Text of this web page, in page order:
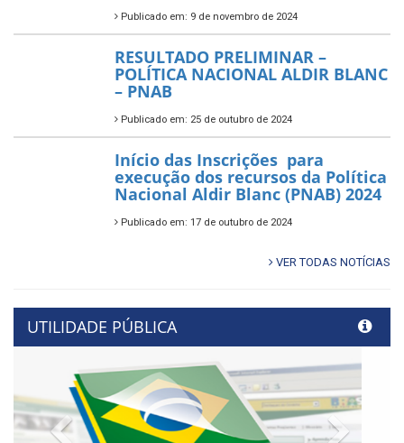
Publicado em: 9 de novembro de 2024
RESULTADO PRELIMINAR –
POLÍTICA NACIONAL ALDIR BLANC
– PNAB
Publicado em: 25 de outubro de 2024
Início das Inscrições para
execução dos recursos da Política
Nacional Aldir Blanc (PNAB) 2024
Publicado em: 17 de outubro de 2024
VER TODAS NOTÍCIAS
UTILIDADE PÚBLICA
Previous